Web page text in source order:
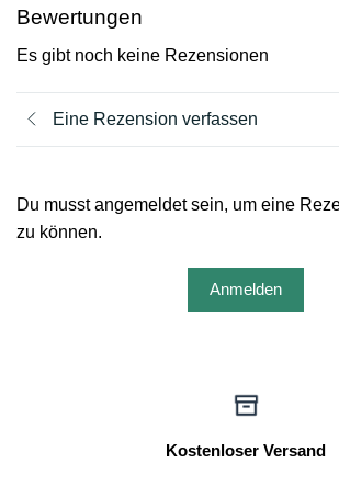
Bewertungen
Es gibt noch keine Rezensionen
Eine Rezension verfassen
Du musst angemeldet sein, um eine
zu können.
Anmelden
Kostenloser Versand